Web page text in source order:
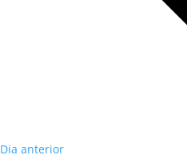
Dia anterior